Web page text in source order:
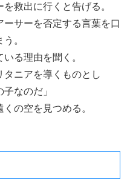
救出に行くと告げる。
サーを否定する言葉を口
。
る理由を聞く。
タニアを導くものとし
なのだ」
の空を見つめる。